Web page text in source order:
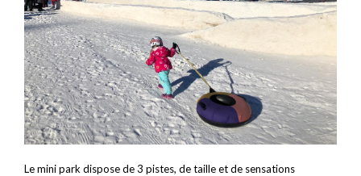
Le mini park dispose de 3 pistes, de taille et de sensations